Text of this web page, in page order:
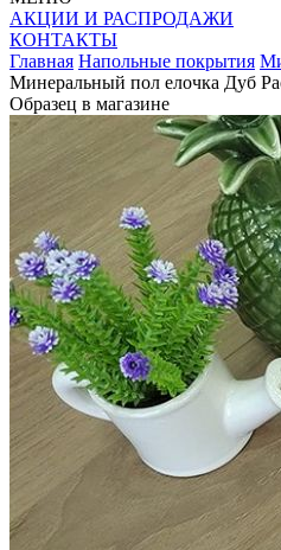
АКЦИИ И РАСПРОДАЖИ
КОНТАКТЫ
Главная Напольные покрытия
Минеральный пол елочка Дуб
Образец в магазине